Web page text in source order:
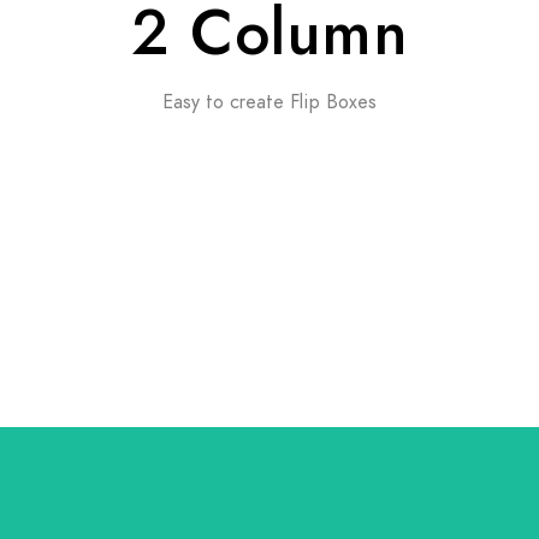
2 Column
Easy to create Flip Boxes